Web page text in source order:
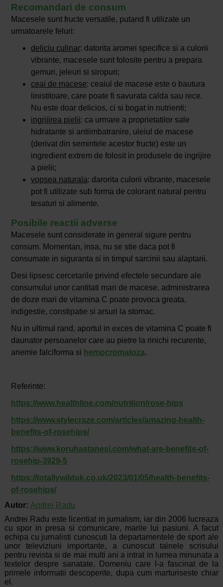
Recomandari de consum
Macesele sunt fructe versatile, putand fi utilizate un
urmatoarele feluri:
deliciu culinar: datorita aromei specifice si a culorii
vibrante, macesele sunt folosite pentru a prepara
gemuri, jeleuri si siropuri;
ceai de macese: ceaiul de macese este o bautura
linistitoare, care poate fi savurata calda sau rece.
Nu este doar delicios, ci si bogat in nutrienti;
ingrijirea pielii: ca urmare a proprietatilor sale
hidratante si antiimbatranire, uleiul de macese
(derivat din semintele acestor fructe) este un
ingredient extrem de folosit in produsele de ingrijire
a pielii;
vopsea naturala: darorita culorii vibrante, macesele
pot fi utilizate sub forma de colorant natural pentru
tesaturi si alimente.
Posibile reactii adverse
Macesele sunt considerate in general sigure pentru
consum. Momentan, insa, nu se stie daca pot fi
consumate in siguranta si in timpul sarcinii sau alaptarii.
Desi lipsesc cercetarile privind efectele secundare ale
consumului unor cantitati mari de macese, administrarea
de doze mari de vitamina C poate provoca greata,
indigestie, constipatie si arsuri la stomac.
Nu in ultimul rand, aportul in exces de vitamina C poate fi
daunator persoanelor care au pietre la rinichi recurente,
anemie falciforma si hemocromatoza.
Referinte:
https://www.healthline.com/nutrition/rose-hips
https://www.stylecraze.com/articles/amazing-health-
benefits-of-rosehips/
https://www.koruhastanesi.com/what-are-benefits-of-
rosehip-3929-5
https://totallywilduk.co.uk/2023/01/05/health-benefits-
of-rosehips/
Autor: Andrei Radu
Andrei Radu este licentiat in jurnalism, iar din 2006 lucreaza
cu spor in presa si comunicare, marile lui pasiuni. A facut
echipa cu jurnalisti cunoscuti la departamentele de sport ale
unor televiziuni importante, a cunoscut tainele scrisului
pentru revista si de mai multi ani a intrat in lumea minunata a
textelor despre sanatate. Domeniu care l-a fascinat de la
primele informatii descoperite, dupa cum marturiseste chiar
el.